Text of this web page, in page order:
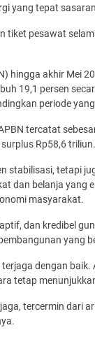
yang tepat
pesawat
hingga akhir Mei
19,1 persen
periode
tercatat
Rp58,6 triliun.
stabilisasi, tetapi
dan belanja yang
masyarakat.
dan kredibel
yang
dengan
tetap
tercermin dari